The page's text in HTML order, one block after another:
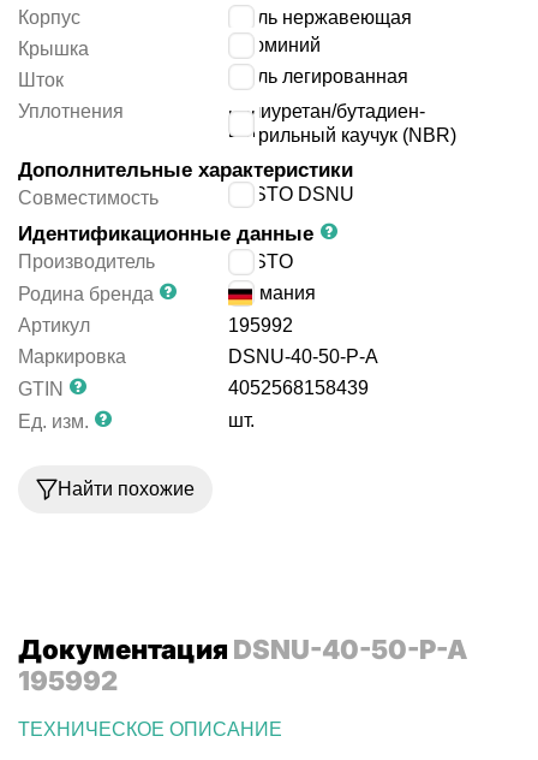
Корпус
сталь нержавеющая
Крышка
алюминий
Шток
сталь легированная
Уплотнения
полиуретан/бутадиен-
нитрильный каучук (NBR)
Дополнительные характеристики
Совместимость FESTO DSNU
Идентификационные данные
Производитель
FESTO
Родина бренда
Германия
Артикул
195992
Маркировка
DSNU-40-50-P-A
GTIN
4052568158439
Ед. изм.
шт.
Найти похожие
Документация DSNU-40-50-P-A
195992
ТЕХНИЧЕСКОЕ ОПИСАНИЕ